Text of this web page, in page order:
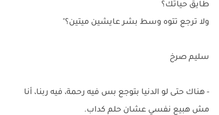
طايق حياتك؟
ولا ترجع تتوه وسط بشر عايشين ميتين؟"
سليم صرخ
- هناك حتى لو الدنيا بتوجع بس فيه رحمة، فيه ربنا، أنا
مش هبيع نفسي عشان حلم كداب.